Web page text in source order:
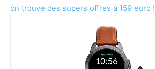
on trouve des supers offres à 159 euro !